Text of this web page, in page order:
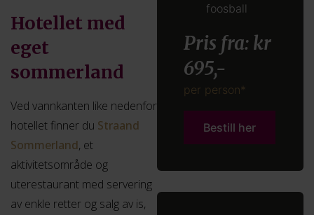
Hotellet med
eget
sommerland
Ved vannkanten like nedenfor
hotellet finner du Straand
Sommerland, et
aktivitetsområde og
uterestaurant med servering
av enkle retter og salg av is,
foosball
Pris fra: kr
695,-
per person*
Bestill her